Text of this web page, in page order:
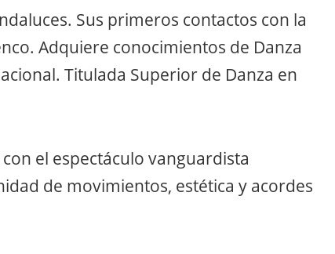
Sus primeros contactos con la
Adquiere conocimientos de Danza
Titulada Superior de Danza en
el espectáculo vanguardista
de movimientos, estética y acordes